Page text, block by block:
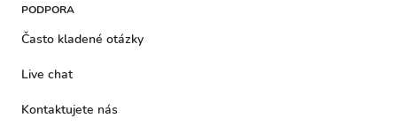
PODPORA
Často kladené otázky
Live chat
Kontaktujete nás